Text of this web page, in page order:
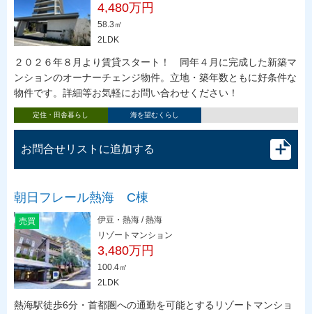
4,480万円
58.3㎡
2LDK
２０２６年８月より賃貸スタート！ 同年４月に完成した新築マ
ンションのオーナーチェンジ物件。立地・築年数ともに好条件な
物件です。詳細等お気軽にお問い合わせください！
定住・田舎暮らし 海を望むくらし
お問合せリストに追加する
朝日フレール熱海 C棟
売買
伊豆・熱海 / 熱海
リゾートマンション
3,480万円
100.4㎡
2LDK
熱海駅徒歩6分・首都圏への通勤を可能とするリゾートマンショ